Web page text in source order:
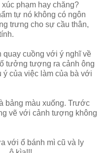
phạm hay chăng?
tự nó không có ngôn
trưng cho sự cầu thân,
quay cuồng với ý nghĩ về
tưởng tượng ra cảnh ông
ý của việc làm của bà với
bảng màu xuống. Trước
vẽ với cảnh tượng không
với ổ bánh mì cũ và ly